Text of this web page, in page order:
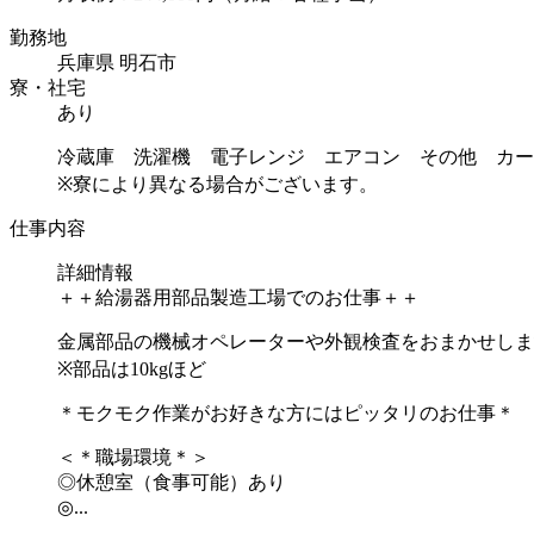
勤務地
兵庫県 明石市
寮・社宅
あり
冷蔵庫 洗濯機 電子レンジ エアコン その他 カー
※寮により異なる場合がございます。
仕事内容
詳細情報
＋＋給湯器用部品製造工場でのお仕事＋＋
金属部品の機械オペレーターや外観検査をおまかせし
※部品は10kgほど
＊モクモク作業がお好きな方にはピッタリのお仕事＊
＜＊職場環境＊＞
◎休憩室（食事可能）あり
◎...